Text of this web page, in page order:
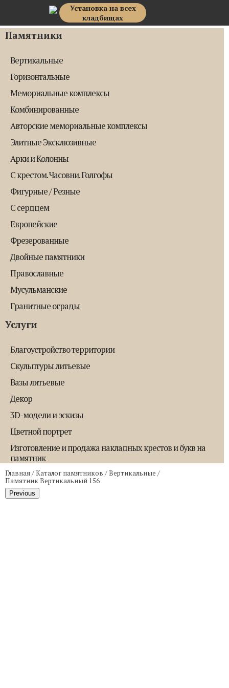
Top Memorial
Установка на всех
кладбищах
Памятники
Вертикальные
Горизонтальные
Мемориальные комплексы
Комбинированные
Авторские мемориальные комплексы
Элитные Эксклюзивные
Арки и Колонны
С крестом. Часовни. Голгофы
Фигурные / Резные
С сердцем
Европейские
Фрезерованные
Двойные памятники
Православные
Мусульманские
Гранитные ограды
Услуги
Благоустройство территории
Скульптуры литьевые
Вазы литьевые
Декор
3D-модели и эскизы
Цветной портрет
Изготовление и продажа накладных крестов и букв на
памятник
Главная/Каталог памятников /Вертикальные /
Памятник Вертикальный 156
Previous